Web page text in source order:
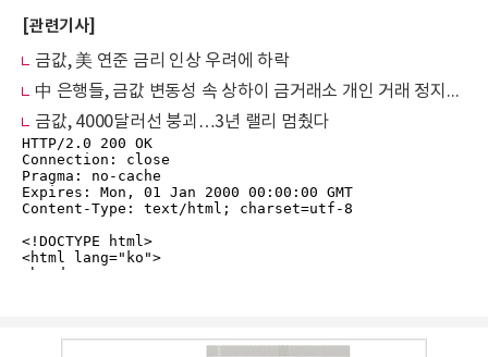
[관련기사]
금값, 美 연준 금리 인상 우려에 하락
中 은행들, 금값 변동성 속 상하이 금거래소 개인 거래 정지… 리스크 통제 강화
금값, 4000달러선 붕괴…3년 랠리 멈췄다